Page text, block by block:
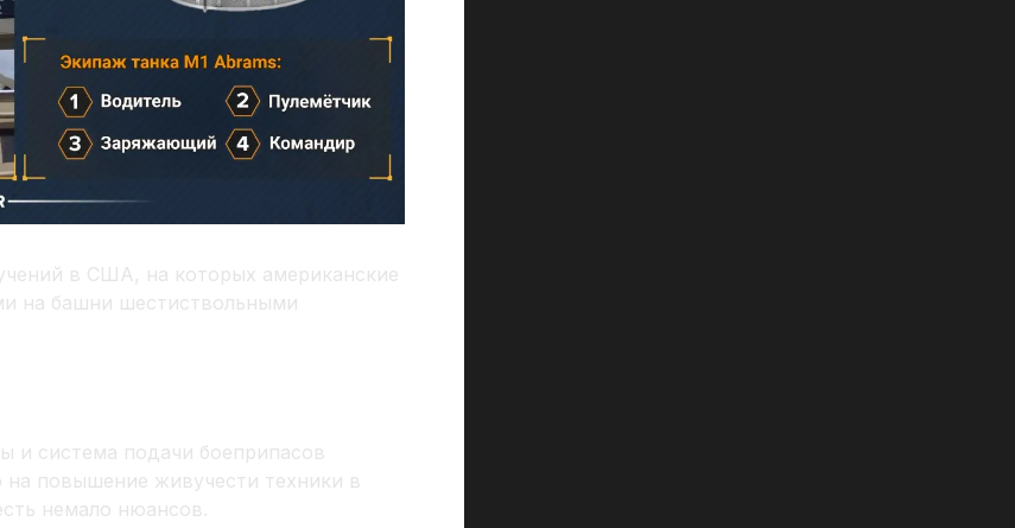
в США, на которых американские
на башни шестиствольными
и система подачи боеприпасов
повышение живучести техники в
немало нюансов.